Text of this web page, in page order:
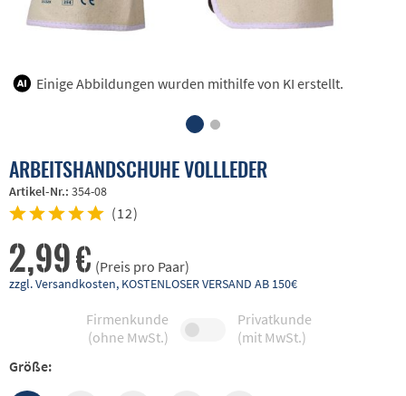
Einige Abbildungen wurden mithilfe von KI erstellt.
ARBEITSHANDSCHUHE VOLLLEDER
Artikel-Nr.: 354-08
(12)
2,99 € (Preis pro Paar)
zzgl. Versandkosten, KOSTENLOSER VERSAND AB 150€
Firmenkunde
(ohne MwSt.)
Privatkunde
(mit MwSt.)
Größe: